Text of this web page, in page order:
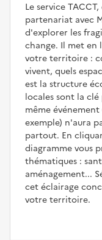
Le service
partenariat avec
d'explorer les
change. Il met en
votre territoire :
vivent, quels
est la structure
locales sont la
même
exemple) n'aura
partout. En
diagramme vous
thématiques :
aménagement...
cet éclairage
votre territoire.